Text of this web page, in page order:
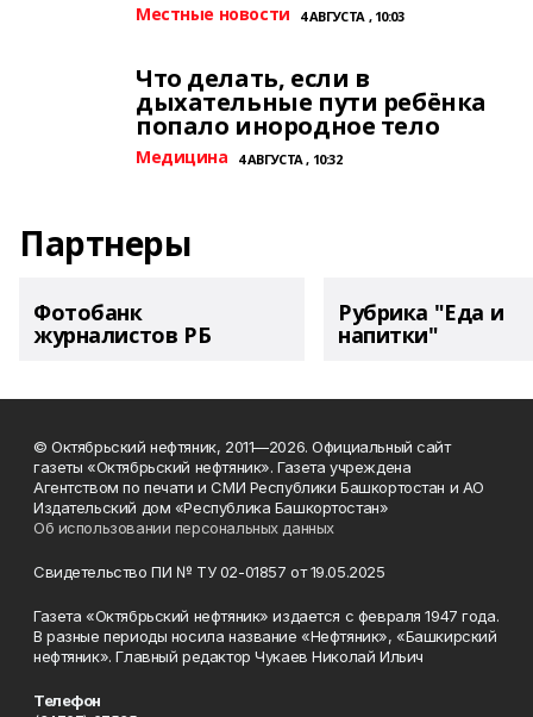
Местные новости 4 АВГУСТА , 10:03
Что делать, если в
дыхательные пути ребёнка
попало инородное тело
Медицина 4 АВГУСТА , 10:32
Партнеры
Фотобанк
журналистов РБ
Рубрика "Еда и
напитки"
© Октябрьский нефтяник, 2011—2026. Официальный сайт
газеты «Октябрьский нефтяник». Газета учреждена
Агентством по печати и СМИ Республики Башкортостан и АО
Издательский дом «Республика Башкортостан»
Об использовании персональных данных
Свидетельство ПИ № ТУ 02-01857 от 19.05.2025
Газета «Октябрьский нефтяник» издается с февраля 1947 года.
В разные периоды носила название «Нефтяник», «Башкирский
нефтяник». Главный редактор Чукаев Николай Ильич
Телефон